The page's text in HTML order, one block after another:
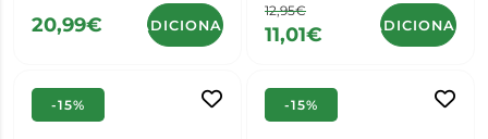
20,99€ ADICIONAR
12,95€
11,01€ ADICIONAR
-15% -15%